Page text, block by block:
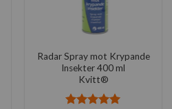
Radar Spray mot Krypande
Insekter 400 ml
Kvitt®